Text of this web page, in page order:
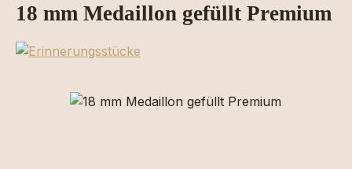
18 mm Medaillon gefüllt Premium
Bildergalerie überspringen